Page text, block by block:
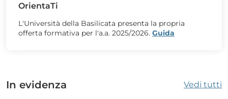
OrientaTi
L'Università della Basilicata presenta la propria
offerta formativa per l'a.a. 2025/2026. Guida
In evidenza Vedi tutti